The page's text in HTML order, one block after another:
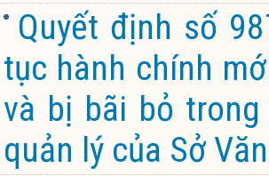
Quyết định số
tục hành chính
và bị bãi bỏ
quản lý của Sở